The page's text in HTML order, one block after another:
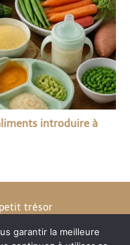
introduire à
trésor
garantir la meilleure